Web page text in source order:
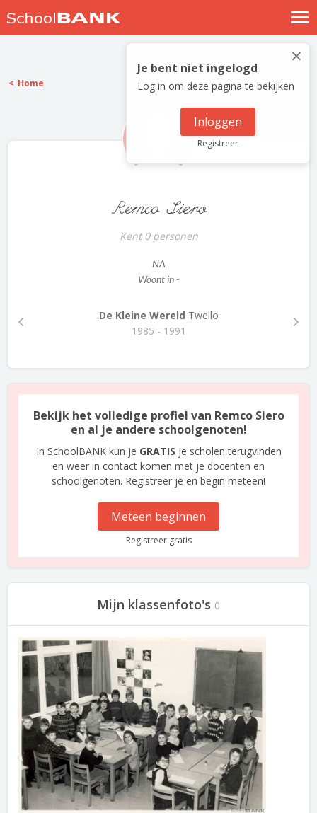
Nostalgische verhalen
Log in
Meld je gratis aan
×
Je bent niet ingelogd
Log in om deze pagina te bekijken
Inloggen
Registreer
Home
Remco Siero
Kent 0 personen
NA
Woont in -
De Kleine Wereld Twello
1985 - 1991
Bekijk het volledige profiel van Remco Siero
en al je andere schoolgenoten!
In SchoolBANK kun je GRATIS je scholen terugvinden
en weer in contact komen met je docenten en
schoolgenoten. Registreer je en begin meteen!
Meteen beginnen
Registreer gratis
Mijn klassenfoto's 0